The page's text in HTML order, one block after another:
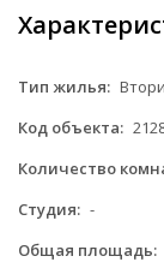
Тип жилья:
Код объекта:
Количество
Студия: -
Общая площадь: